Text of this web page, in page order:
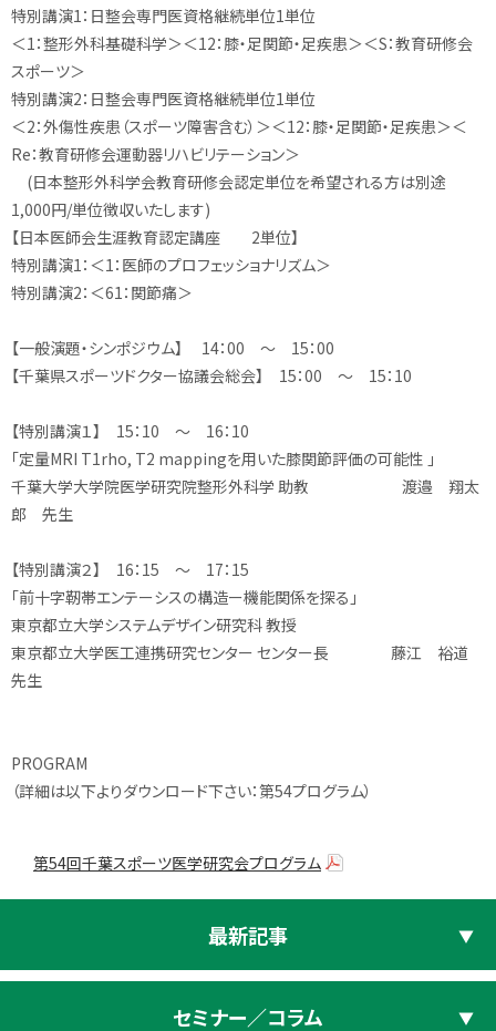
特別講演1：日整会専門医資格継続単位1単位
＜1：整形外科基礎科学＞＜12：膝・足関節・足疾患＞＜S：教育研修会
スポーツ＞
特別講演2：日整会専門医資格継続単位1単位
＜2：外傷性疾患（スポーツ障害含む）＞＜12：膝・足関節・足疾患＞＜
Re：教育研修会運動器リハビリテーション＞
(日本整形外科学会教育研修会認定単位を希望される方は別途
1,000円/単位徴収いたします)
【日本医師会生涯教育認定講座 2単位】
特別講演1：＜1：医師のプロフェッショナリズム＞
特別講演2：＜61：関節痛＞
【一般演題・シンポジウム】 14：00 ～ 15：00
【千葉県スポーツドクター協議会総会】 15：00 ～ 15：10
【特別講演１】 15：10 ～ 16：10
「定量MRI T1rho, T2 mappingを用いた膝関節評価の可能性 」
千葉大学大学院医学研究院整形外科学 助教 渡邉 翔太
郎 先生
【特別講演２】 16：15 ～ 17：15
「前十字靭帯エンテーシスの構造ー機能関係を探る」
東京都立大学システムデザイン研究科 教授
東京都立大学医工連携研究センター センター長 藤江 裕道
先生
PROGRAM
（詳細は以下よりダウンロード下さい：第54プログラム）
第54回千葉スポーツ医学研究会プログラム
最新記事
セミナー／コラム